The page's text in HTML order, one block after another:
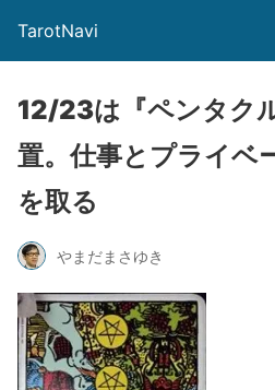
TarotNavi
12/23は『ペンタク
置。仕事とプライベ
を取る
やまだまさゆき